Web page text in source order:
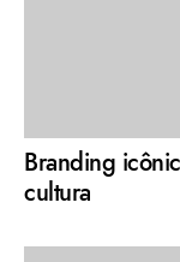
Branding
cultura